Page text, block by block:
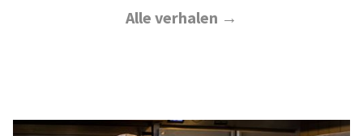
Alle verhalen →